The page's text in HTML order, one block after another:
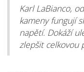
pomoci k lepší funkci
Karl LaBianco,
kameny fungují
napětí. Dokáží
zlepšit celkovou